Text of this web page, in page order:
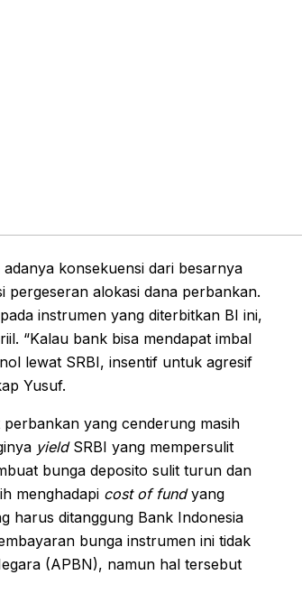
konsekuensi dari besarnya
pergeseran alokasi dana perbankan.
instrumen yang diterbitkan BI ini,
“Kalau bank bisa mendapat imbal
lewat SRBI, insentif untuk agresif
Yusuf.
yang cenderung masih
yieldSRBI yang mempersulit
bunga deposito sulit turun dan
menghadapi cost of fundyang
harus ditanggung Bank Indonesia
bunga instrumen ini tidak
(APBN), namun hal tersebut